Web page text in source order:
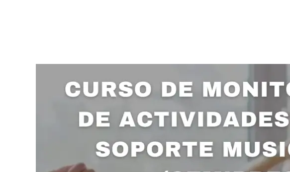
CON
ÚBEDA –